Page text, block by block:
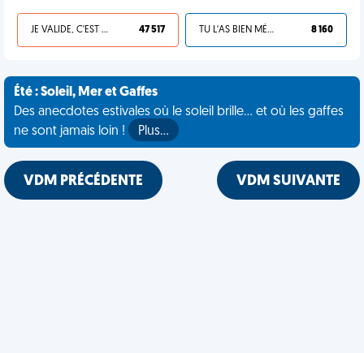
JE VALIDE, C'EST UNE VDM 47 517 TU L'AS BIEN MÉRITÉ 8 160
Été : Soleil, Mer et Gaffes
Des anecdotes estivales où le soleil brille... et où les gaffes
ne sont jamais loin !
Plus…
VDM PRÉCÉDENTE VDM SUIVANTE